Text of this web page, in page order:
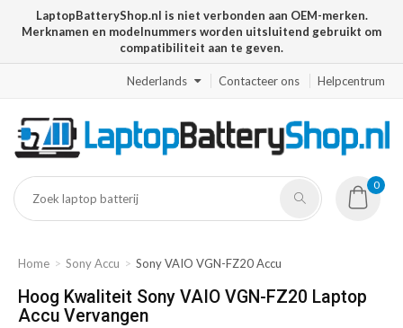
LaptopBatteryShop.nl is niet verbonden aan OEM-merken.
Merknamen en modelnummers worden uitsluitend gebruikt om
compatibiliteit aan te geven.
Nederlands Contacteer ons Helpcentrum
0
Home Sony Accu Sony VAIO VGN-FZ20 Accu
Hoog Kwaliteit Sony VAIO VGN-FZ20 Laptop
Accu Vervangen